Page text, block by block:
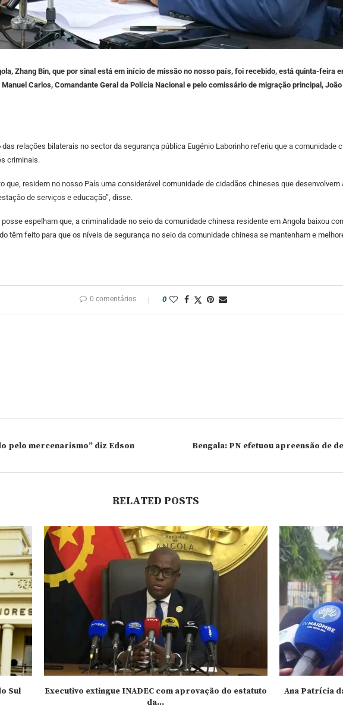
Zhang Bin, que por sinal está em início de missão no nosso país, foi recebido, está quinta-feira
Carlos, Comandante Geral da Polícia Nacional e pelo comissário de migração principal,
relações bilaterais no sector da segurança pública Eugénio Laborinho referiu que a comunidade
criminais.
que, residem no nosso País uma considerável comunidade de cidadãos chineses que
de serviços e educação”, disse.
espelham que, a criminalidade no seio da comunidade chinesa residente em Angola baixou
têm feito para que os níveis de segurança no seio da comunidade chinesa se mantenham e
0 comentários 0
pelo mercenarismo” diz Edson
Bengala: PN efetuou apreensão de
RELATED POSTS
Sul
Executivo extingue INADEC com aprovação do estatuto
da...
Ana Patrícia